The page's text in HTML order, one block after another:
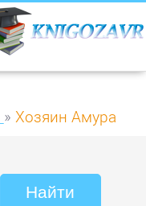
» Хозяин Амура